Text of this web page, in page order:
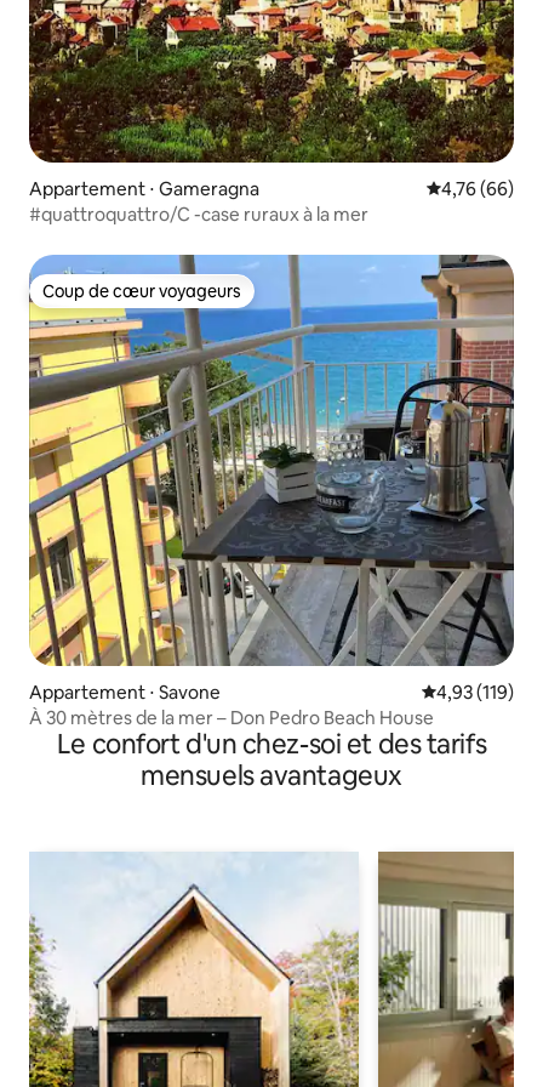
Appartement ⋅ Gameragna Évaluation
4,76 (66)
#quattroquattro/C -case ruraux à la mer
Coup de cœur voyageurs
Coup de cœur voyageurs
Appartement ⋅ Savone Évaluation
4,93 (119)
À 30 mètres de la mer – Don Pedro Beach House
Le confort d'un chez-soi et des tarifs
mensuels avantageux